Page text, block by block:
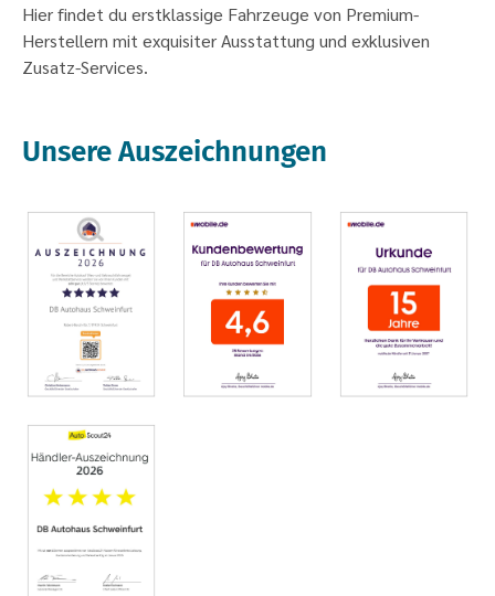
Hier findet du erstklassige Fahrzeuge von Premium-
Herstellern mit exquisiter Ausstattung und exklusiven
Zusatz-Services.
Unsere Auszeichnungen